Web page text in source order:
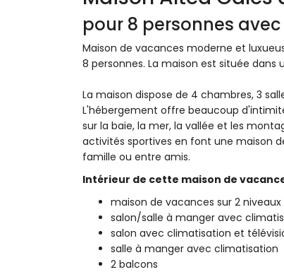
pour 8 personnes
Maison de vacances moderne et
8 personnes. La maison est située
La maison dispose de 4 chambres, 3
L'hébergement offre beaucoup
sur la baie, la mer, la vallée et les
activités sportives en font une maison
famille ou entre amis.
Intérieur de cette maison de
maison de vacances sur 2 niveaux
salon/salle à manger avec
salon avec climatisation et
salle à manger avec climatisation
2 balcons